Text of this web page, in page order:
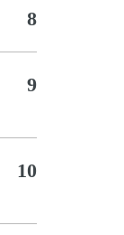
8
9
10